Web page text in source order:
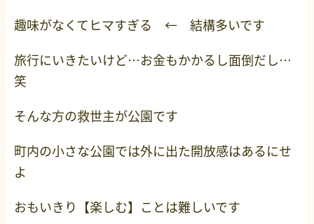
趣味がなくてヒマすぎる ← 結構多いです
旅行にいきたいけど…お金もかかるし面倒だし…
笑
そんな方の救世主が公園です
町内の小さな公園では外に出た開放感はあるにせ
よ
おもいきり【楽しむ】ことは難しいです